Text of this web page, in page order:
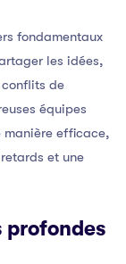
fondamentaux
les idées,
de
équipes
manière efficace,
et une
profondes